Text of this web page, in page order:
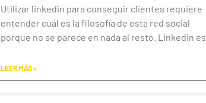
Utilizar linkedin para conseguir clientes requiere
entender cuál es la filosofía de esta red social
porque no se parece en nada al resto. Linkedin es
LEER MÁS »